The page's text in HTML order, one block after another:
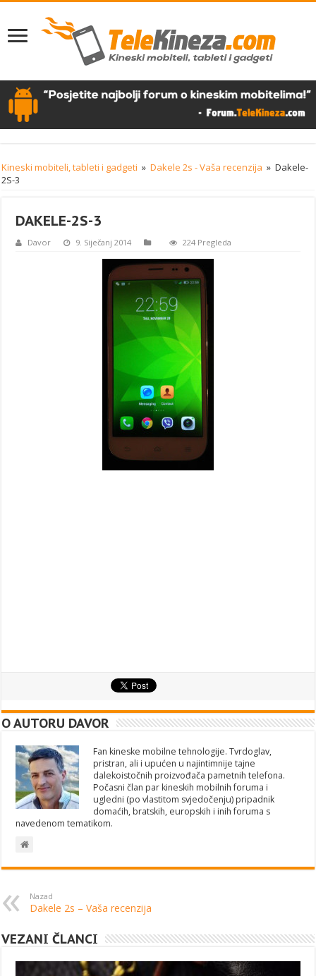
Kineski mobiteli, tableti i gadgeti » Dakele 2s - Vaša recenzija » Dakele-
2S-3
DAKELE-2S-3
Davor 9. Siječanj 2014 224 Pregleda
O AUTORU DAVOR
Fan kineske mobilne tehnologije. Tvrdoglav,
pristran, ali i upućen u najintimnije tajne
dalekoistočnih proizvođača pametnih telefona.
Počasni član par kineskih mobilnih foruma i
ugledni (po vlastitom svjedočenju) pripadnik
domaćih, bratskih, europskih i inih foruma s
navedenom tematikom.
Nazad
Dakele 2s – Vaša recenzija
VEZANI ČLANCI